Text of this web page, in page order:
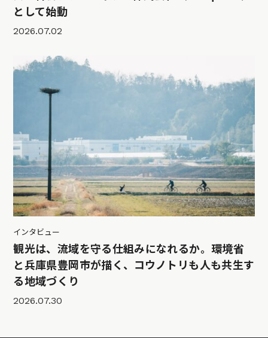
として始動
2026.07.02
インタビュー
観光は、流域を守る仕組みになれるか。環境省
と兵庫県豊岡市が描く、コウノトリも人も共生す
る地域づくり
2026.07.30